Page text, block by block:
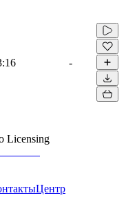
-
Licensing
Центр